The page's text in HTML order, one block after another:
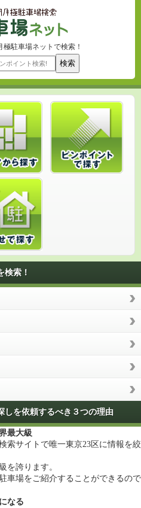
駐車場ネットで検索！
検索！
しを依頼するべき３つの理由
最大級
索サイトで唯一東京23区に情報を絞
を誇ります。
車場をご紹介することができるので
なる